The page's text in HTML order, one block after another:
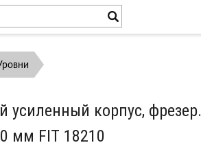
усиленный корпус, фрезер.
мм FIT 18210